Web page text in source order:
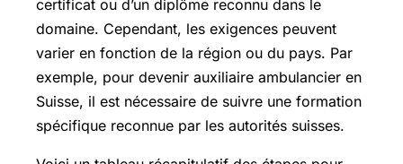
certificat ou d’un diplôme reconnu dans le
domaine. Cependant, les exigences peuvent
varier en fonction de la région ou du pays. Par
exemple, pour devenir auxiliaire ambulancier en
Suisse, il est nécessaire de suivre une formation
spécifique reconnue par les autorités suisses.